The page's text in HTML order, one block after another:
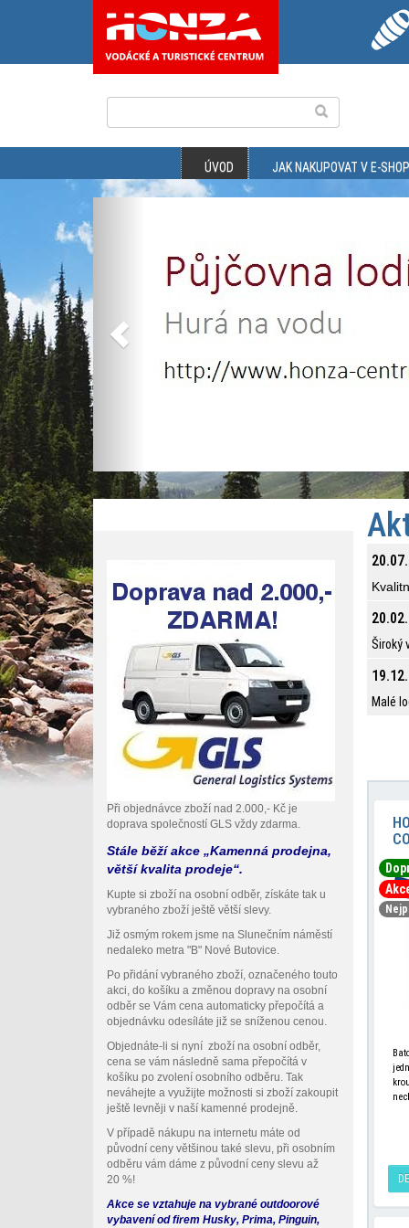
ÚVOD JAK NAKUPOVAT V E-
Při objednávce zboží nad 2.000,- Kč je
doprava společností GLS vždy zdarma.
Stále běží akce „Kamenná prodejna,
větší kvalita prodeje“.
Kupte si zboží na osobní odběr, získáte tak u
vybraného zboží ještě větší slevy.
Již osmým rokem jsme na Slunečním náměstí
nedaleko metra "B" Nové Butovice.
Po přidání vybraného zboží, označeného touto
akci, do košíku a změnou dopravy na osobní
odběr se Vám cena automaticky přepočítá a
objednávku odesíláte již se sníženou cenou.
Objednáte-li si nyní zboží na osobní odběr,
cena se vám následně sama přepočítá v
košíku po zvolení osobního odběru. Tak
neváhejte a využijte možnosti si zboží zakoupit
ještě levněji v naší kamenné prodejně.
V případě nákupu na internetu máte od
původní ceny většinou také slevu, při osobním
odběru vám dáme z původní ceny slevu až
20 %!
Akce se vztahuje na vybrané outdoorové
vybavení od firem Husky, Prima, Pinguin,
Široký
Malé